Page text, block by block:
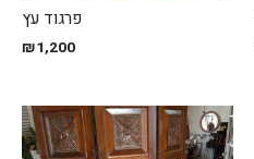
פרגוד עץ
₪1,200